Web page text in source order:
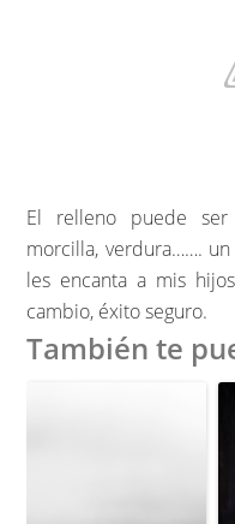
El relleno puede ser
morcilla, verdura…….
les encanta a mis
cambio, éxito seguro.
También te